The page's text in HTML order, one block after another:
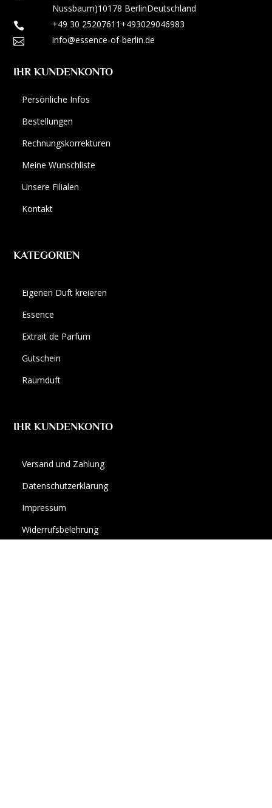
Nussbaum)10178 BerlinDeutschland
 +49 30 25207611 +493029046983
 info@essence-of-berlin.de
IHR KUNDENKONTO
Persönliche Infos
Bestellungen
Rechnungskorrekturen
Meine Wunschliste
Unsere Filialen
Kontakt
KATEGORIEN
Eigenen Duft kreieren
Essence
Extrait de Parfum
Gutschein
Raumduft
IHR KUNDENKONTO
Versand und Zahlung
Datenschutzerklärung
Impressum
Widerrufsbelehrung